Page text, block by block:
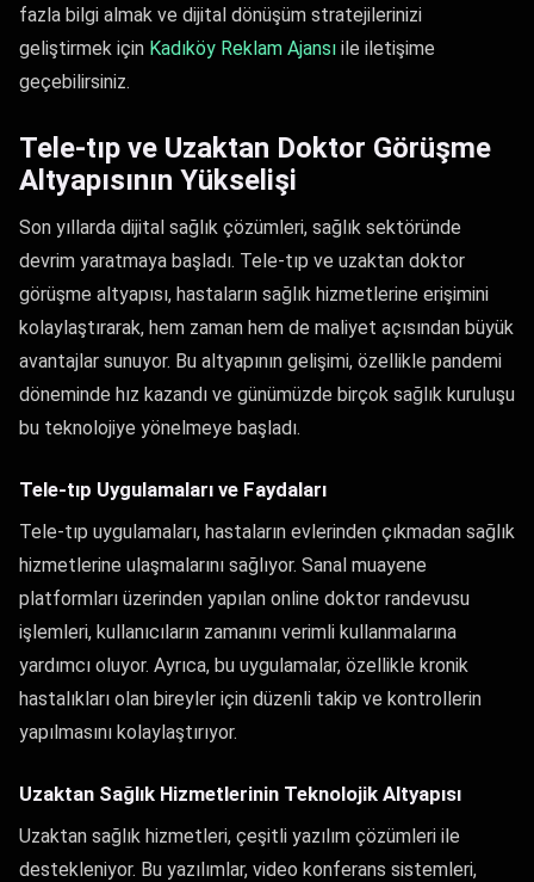
fazla bilgi almak ve dijital dönüşüm stratejilerinizi
geliştirmek için Kadıköy Reklam Ajansı ile iletişime
geçebilirsiniz.
Tele-tıp ve Uzaktan Doktor Görüşme
Altyapısının Yükselişi
Son yıllarda dijital sağlık çözümleri, sağlık sektöründe
devrim yaratmaya başladı. Tele-tıp ve uzaktan doktor
görüşme altyapısı, hastaların sağlık hizmetlerine erişimini
kolaylaştırarak, hem zaman hem de maliyet açısından büyük
avantajlar sunuyor. Bu altyapının gelişimi, özellikle pandemi
döneminde hız kazandı ve günümüzde birçok sağlık kuruluşu
bu teknolojiye yönelmeye başladı.
Tele-tıp Uygulamaları ve Faydaları
Tele-tıp uygulamaları, hastaların evlerinden çıkmadan sağlık
hizmetlerine ulaşmalarını sağlıyor. Sanal muayene
platformları üzerinden yapılan online doktor randevusu
işlemleri, kullanıcıların zamanını verimli kullanmalarına
yardımcı oluyor. Ayrıca, bu uygulamalar, özellikle kronik
hastalıkları olan bireyler için düzenli takip ve kontrollerin
yapılmasını kolaylaştırıyor.
Uzaktan Sağlık Hizmetlerinin Teknolojik Altyapısı
Uzaktan sağlık hizmetleri, çeşitli yazılım çözümleri ile
destekleniyor. Bu yazılımlar, video konferans sistemleri,